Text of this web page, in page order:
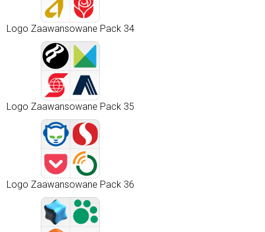
Logo Zaawansowane Pack 34
Logo Zaawansowane Pack 35
Logo Zaawansowane Pack 36